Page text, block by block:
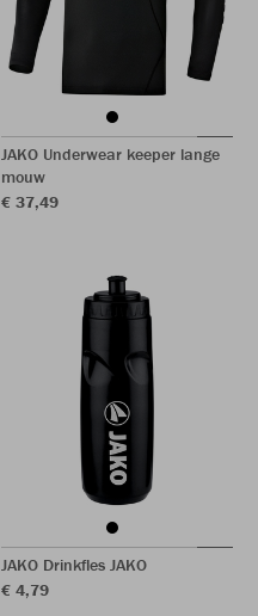
JAKO Underwear keeper lange
mouw
€ 37,49
JAKO Drinkfles JAKO
€ 4,79